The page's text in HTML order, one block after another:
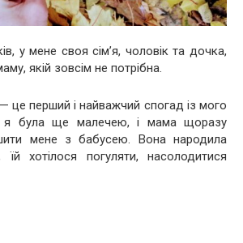
у мене своя сім’я, чоловік та дочка,
якій зовсім не потрібна.
перший і найважчий спогад із мого
я була ще малечею, і мама щоразу
мене з бабусею. Вона народила
хотілося погуляти, насолодитися